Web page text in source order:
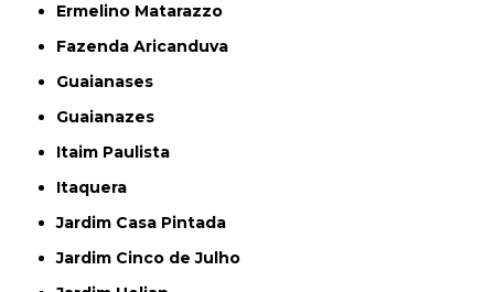
Ermelino Matarazzo
Fazenda Aricanduva
Guaianases
Guaianazes
Itaim Paulista
Itaquera
Jardim Casa Pintada
Jardim Cinco de Julho